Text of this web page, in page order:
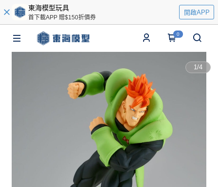
東海模型玩具
首下載APP 贈$150折價券
開啟APP
0
1/4